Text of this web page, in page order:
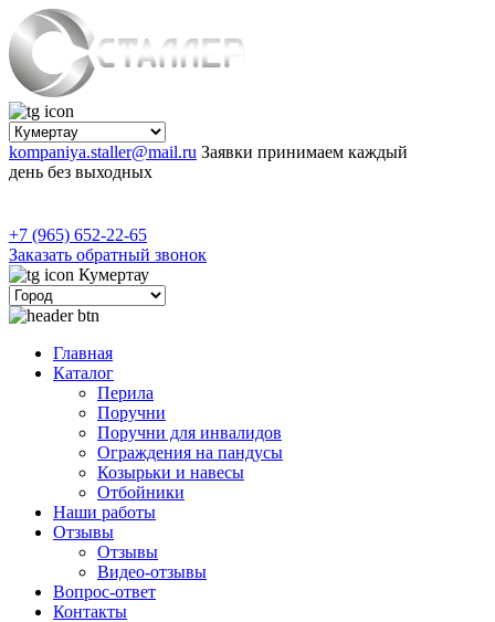
kompaniya.staller@mail.ru Заявки принимаем каждый
день без выходных
+7 (965) 652-22-65
Заказать обратный звонок
Кумертау
Главная
Каталог
Перила
Поручни
Поручни для инвалидов
Ограждения на пандусы
Козырьки и навесы
Отбойники
Наши работы
Отзывы
Отзывы
Видео-отзывы
Вопрос-ответ
Контакты